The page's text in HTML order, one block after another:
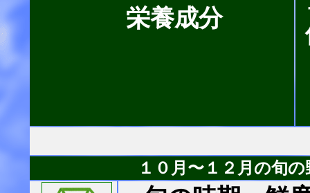
栄養成分
１０月〜１２月の旬